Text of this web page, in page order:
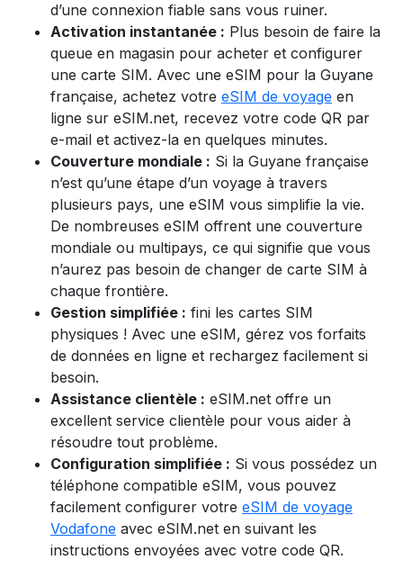
d’une connexion fiable sans vous ruiner.
Activation instantanée : Plus besoin de faire la
queue en magasin pour acheter et configurer
une carte SIM. Avec une eSIM pour la Guyane
française, achetez votre eSIM de voyage en
ligne sur eSIM.net, recevez votre code QR par
e-mail et activez-la en quelques minutes.
Couverture mondiale : Si la Guyane française
n’est qu’une étape d’un voyage à travers
plusieurs pays, une eSIM vous simplifie la vie.
De nombreuses eSIM offrent une couverture
mondiale ou multipays, ce qui signifie que vous
n’aurez pas besoin de changer de carte SIM à
chaque frontière.
Gestion simplifiée : fini les cartes SIM
physiques ! Avec une eSIM, gérez vos forfaits
de données en ligne et rechargez facilement si
besoin.
Assistance clientèle : eSIM.net offre un
excellent service clientèle pour vous aider à
résoudre tout problème.
Configuration simplifiée : Si vous possédez un
téléphone compatible eSIM, vous pouvez
facilement configurer votre eSIM de voyage
Vodafone avec eSIM.net en suivant les
instructions envoyées avec votre code QR.